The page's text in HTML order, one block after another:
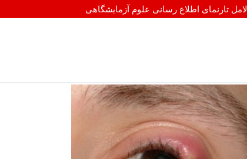
لامل تارنمای اطلاع رسانی علوم آزمایشگاهی